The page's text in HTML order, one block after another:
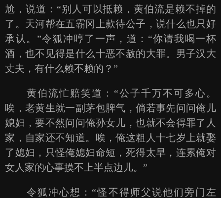
尬，说道：“别人可以抵赖，黄伯流是赖不掉的
了。天河帮在五霸冈上款待公子，说什么也只好
承认。”令狐冲哼了一声，道：“你请我喝一杯
酒，也不见得是什么十恶不赦的大罪。男子汉大
丈夫，有什么赖不赖的？”
黄伯流忙赔笑道：“公子千万不可多心。
唉，老黄生就一副茅包脾气，倘若事先问问俺儿
媳妇，要不然问问俺孙女儿，也就不会得罪了人
家，自家还不知道。唉，俺这粗人十七岁上就娶
了媳妇，只怪俺媳妇命短，死得太早，连累俺对
女人家的心事摸不上半点边儿。”
令狐冲心想：“怪不得师父说他们旁门左